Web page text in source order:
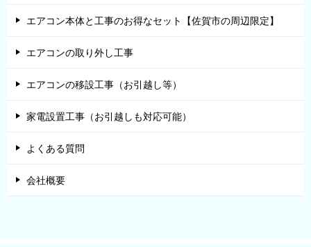
エアコン本体と工事のお得なセット【佐賀市の周辺限定】
エアコンの取り外し工事
エアコンの移設工事（お引越し等）
家電設置工事（お引越しも対応可能）
よくある質問
会社概要